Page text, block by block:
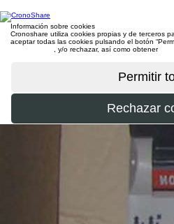
Información sobre cookies
Cronoshare utiliza cookies propias y de terceros
aceptar todas las cookies pulsando el botón
, y/o rechazar, así como obtener